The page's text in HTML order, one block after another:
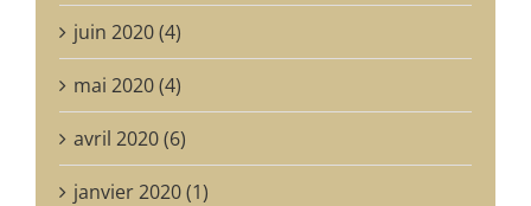
juin 2020 (4)
mai 2020 (4)
avril 2020 (6)
janvier 2020 (1)